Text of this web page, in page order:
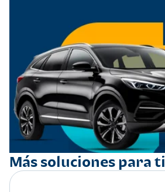
Más soluciones para ti